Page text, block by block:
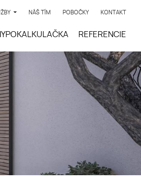
NÁŠ TÍM POBOČKY KONTAKT
REFERENCIE